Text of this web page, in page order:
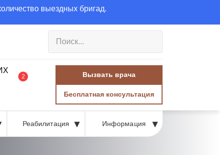
выездных бригад.
2 Вызвать врача
Бесплатная консультация
Реабилитация Информация